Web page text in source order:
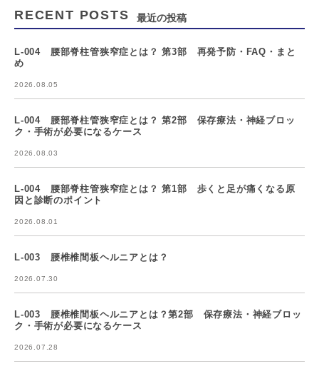
RECENT POSTS 最近の投稿
L-004 腰部脊柱管狭窄症とは？ 第3部 再発予防・FAQ・まと
め
2026.08.05
L-004 腰部脊柱管狭窄症とは？ 第2部 保存療法・神経ブロッ
ク・手術が必要になるケース
2026.08.03
L-004 腰部脊柱管狭窄症とは？ 第1部 歩くと足が痛くなる原
因と診断のポイント
2026.08.01
L-003 腰椎椎間板ヘルニアとは？
2026.07.30
L-003 腰椎椎間板ヘルニアとは？第2部 保存療法・神経ブロッ
ク・手術が必要になるケース
2026.07.28